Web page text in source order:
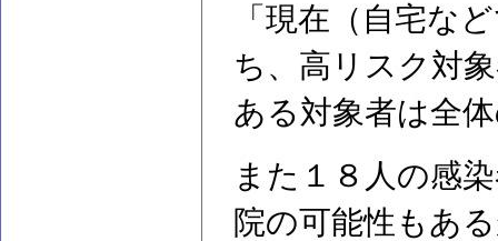
「現在（自宅な
ち、高リスク対
ある対象者は全
また１８人の感
院の可能性もあ